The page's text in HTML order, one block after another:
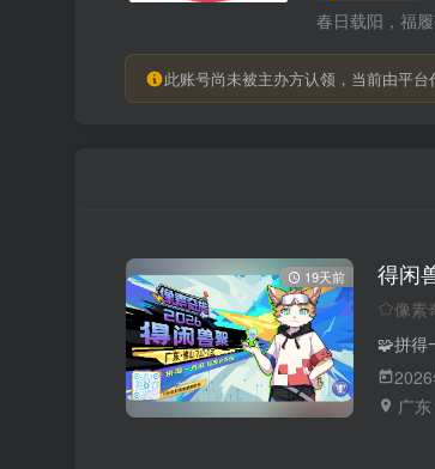
春日载阳，福
此账号尚未被主办方认领，当前由平台
19天前 得闲
像素
广东